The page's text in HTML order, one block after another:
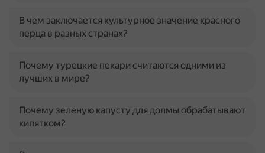
В чем заключается культурное значение красного
перца в разных странах?
Почему турецкие пекари считаются одними из
лучших в мире?
Почему зеленую капусту для долмы обрабатывают
кипятком?